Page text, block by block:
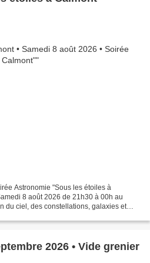
Astronomie "Sous les étoiles à
8 août 2026 de 21h30 à 00h au
du ciel, des constellations, galaxies et
2026 • Vide grenier